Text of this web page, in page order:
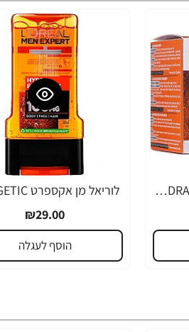
לוריאל מן אקספרט HYDRA 24H קרם לחות אינטנסיבי לפנים לגבר 50 מ"ל - מבית L'OREAL
₪29.00
הוסף לעגלה